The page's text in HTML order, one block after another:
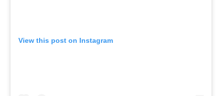
View this post on Instagram